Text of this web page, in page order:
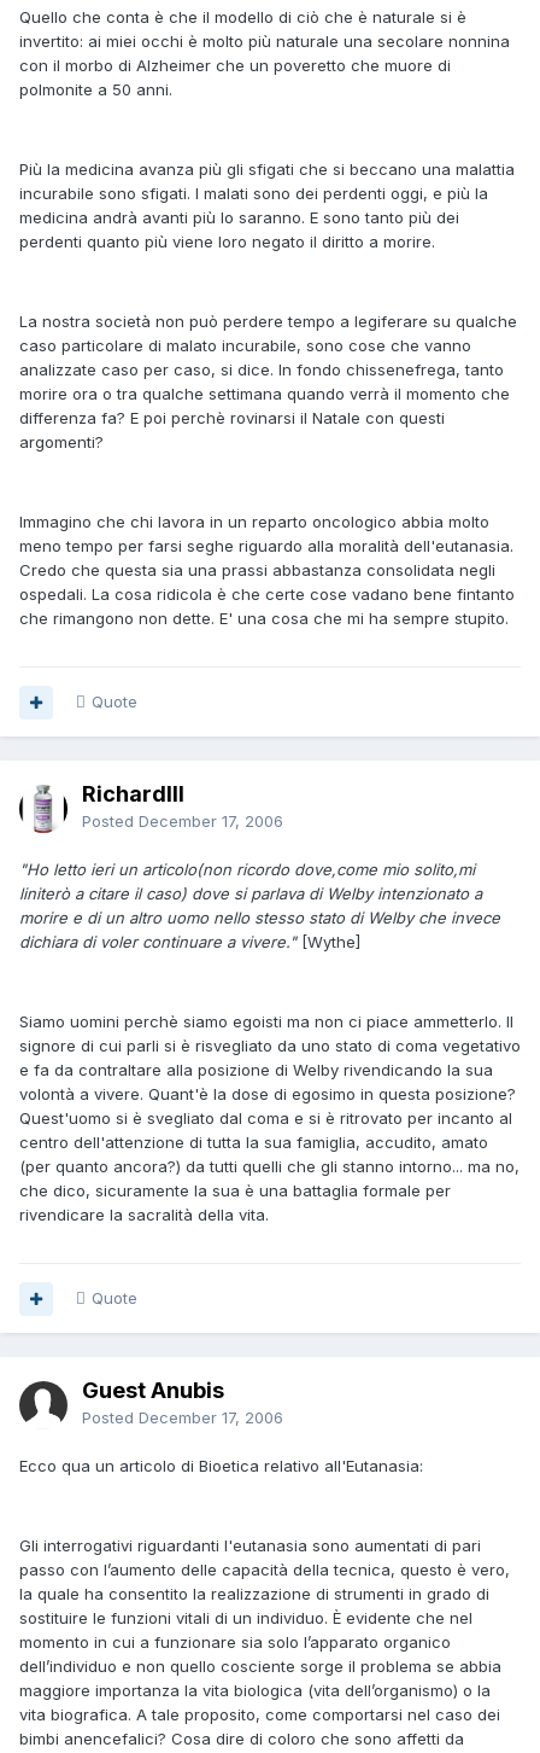
Quello che conta è che il modello di ciò che è naturale si è
invertito: ai miei occhi è molto più naturale una secolare nonnina
con il morbo di Alzheimer che un poveretto che muore di
polmonite a 50 anni.
Più la medicina avanza più gli sfigati che si beccano una malattia
incurabile sono sfigati. I malati sono dei perdenti oggi, e più la
medicina andrà avanti più lo saranno. E sono tanto più dei
perdenti quanto più viene loro negato il diritto a morire.
La nostra società non può perdere tempo a legiferare su qualche
caso particolare di malato incurabile, sono cose che vanno
analizzate caso per caso, si dice. In fondo chissenefrega, tanto
morire ora o tra qualche settimana quando verrà il momento che
differenza fa? E poi perchè rovinarsi il Natale con questi
argomenti?
Immagino che chi lavora in un reparto oncologico abbia molto
meno tempo per farsi seghe riguardo alla moralità dell'eutanasia.
Credo che questa sia una prassi abbastanza consolidata negli
ospedali. La cosa ridicola è che certe cose vadano bene fintanto
che rimangono non dette. E' una cosa che mi ha sempre stupito.
Quote
RichardIII
Posted December 17, 2006
"Ho letto ieri un articolo(non ricordo dove,come mio solito,mi
liniterò a citare il caso) dove si parlava di Welby intenzionato a
morire e di un altro uomo nello stesso stato di Welby che invece
dichiara di voler continuare a vivere."[Wythe]
Siamo uomini perchè siamo egoisti ma non ci piace ammetterlo. Il
signore di cui parli si è risvegliato da uno stato di coma vegetativo
e fa da contraltare alla posizione di Welby rivendicando la sua
volontà a vivere. Quant'è la dose di egosimo in questa posizione?
Quest'uomo si è svegliato dal coma e si è ritrovato per incanto al
centro dell'attenzione di tutta la sua famiglia, accudito, amato
(per quanto ancora?) da tutti quelli che gli stanno intorno... ma no,
che dico, sicuramente la sua è una battaglia formale per
rivendicare la sacralità della vita.
Quote
Guest Anubis
Posted December 17, 2006
Ecco qua un articolo di Bioetica relativo all'Eutanasia:
Gli interrogativi riguardanti l'eutanasia sono aumentati di pari
passo con l’aumento delle capacità della tecnica, questo è vero,
la quale ha consentito la realizzazione di strumenti in grado di
sostituire le funzioni vitali di un individuo. È evidente che nel
momento in cui a funzionare sia solo l’apparato organico
dell’individuo e non quello cosciente sorge il problema se abbia
maggiore importanza la vita biologica (vita dell’organismo) o la
vita biografica. A tale proposito, come comportarsi nel caso dei
bimbi anencefalici? Cosa dire di coloro che sono affetti da